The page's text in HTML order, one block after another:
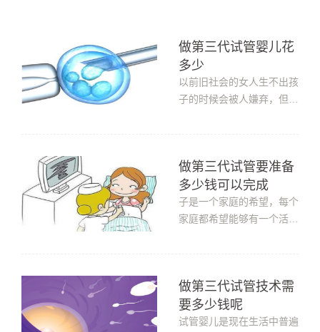
做第三代试管婴儿花
多少
以前旧社会的女人生不出孩
子的时候会被人嫌弃，但是
以采取人工受孕的方法来帮
助很多女性圆做妈妈的梦，
在早些年的时候已经出现了
人工受孕的技术，随着现在
做第三代试管要准备
多少钱可以完成
子是一个家庭的希望，每个
家庭都希望能够有一个活泼
体方面存在遗传的疾病等，
对于这样的家庭，一般都会
选择做试管婴儿，试管婴儿
做第三代试管技术需
要多少钱呢
试管婴儿是现在生活中普遍